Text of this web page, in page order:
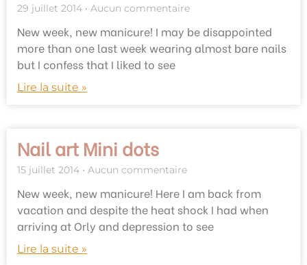
29 juillet 2014 Aucun commentaire
New week, new manicure! I may be disappointed
more than one last week wearing almost bare nails
but I confess that I liked to see
Lire la suite »
Nail art Mini dots
15 juillet 2014 Aucun commentaire
New week, new manicure! Here I am back from
vacation and despite the heat shock I had when
arriving at Orly and depression to see
Lire la suite »